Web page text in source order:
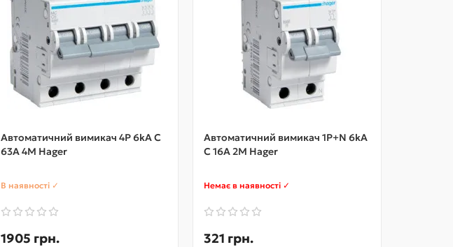
Автоматичний вимикач 4P 6kA C
63A 4M Hager
В наявності ✓
1905 грн.
Автоматичний вимикач 1P+N 6kA
C 16A 2M Hager
Немає в наявності ✓
321 грн.